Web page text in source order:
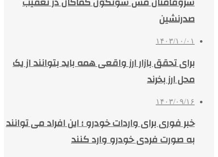
صدرنشین
۱۴۰۳/۱۰/۰۱
برای تحقق بازار ارز واقعی همه باید بتوانند از یک
محل ارز بخرند
۱۴۰۳/۰۹/۱۶
خبر فوری برای واردات خودرو ؛ این افراد می توانند
به صورت فردی خودرو وارد کنند